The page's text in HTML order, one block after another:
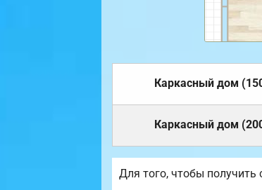
Каркасный дом
Каркасный дом
Для того, чтобы